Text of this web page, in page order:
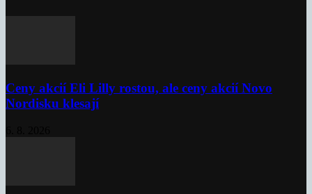
Ceny akcií Eli Lilly rostou, ale ceny akcií Novo
Nordisku klesají